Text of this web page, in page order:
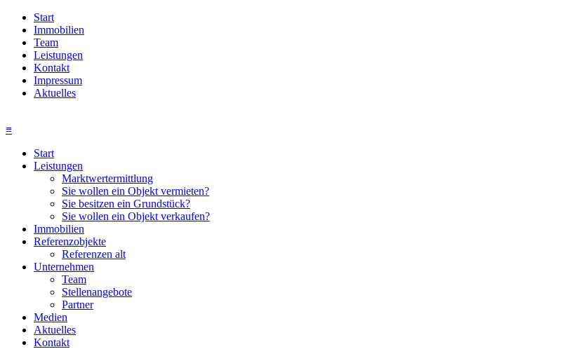
Start
Immobilien
Team
Leistungen
Kontakt
Impressum
Aktuelles
≡
Start
Leistungen
Marktwertermittlung
Sie wollen ein Objekt vermieten?
Sie besitzen ein Grundstück?
Sie wollen ein Objekt verkaufen?
Immobilien
Referenzobjekte
Referenzen alt
Unternehmen
Team
Stellenangebote
Partner
Medien
Aktuelles
Kontakt